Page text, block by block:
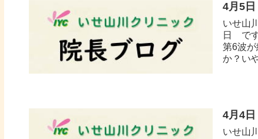
4月5
いせ山
日 で
第6波
か？い
4月4
いせ山